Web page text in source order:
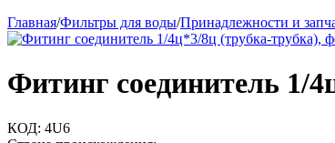
Главная/Фильтры для воды/Принадлежности и
Фитинг соединитель 1/
КОД: 4U6